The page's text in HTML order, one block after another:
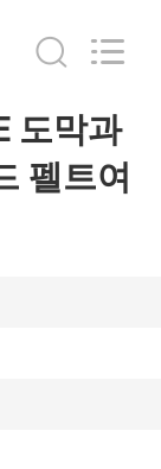
도막과
펠트여